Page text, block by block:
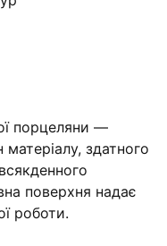
порцеляни —
здатного
поверхня надає
роботи.